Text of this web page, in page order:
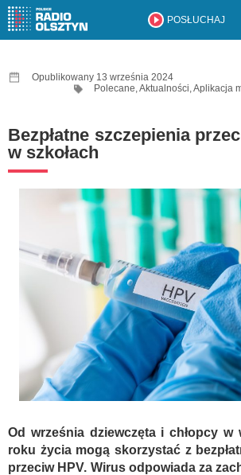
POSŁUCHAJ
Opublikowany 13 września 2024
Polecane,Aktualności,Aplikacja
Bezpłatne szczepienia
w szkołach
Od września dziewczęta i chłopcy
roku życia mogą skorzystać z
przeciw HPV. Wirus odpowiada za